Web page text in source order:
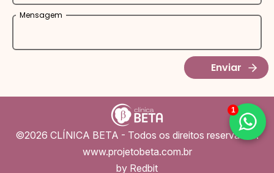
Mensagem
Enviar
©2026 CLÍNICA BETA - Todos os direitos reservados!
www.projetobeta.com.br
by Redbit
1